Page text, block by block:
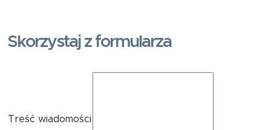
Skorzystaj z formularza
Treść wiadomości